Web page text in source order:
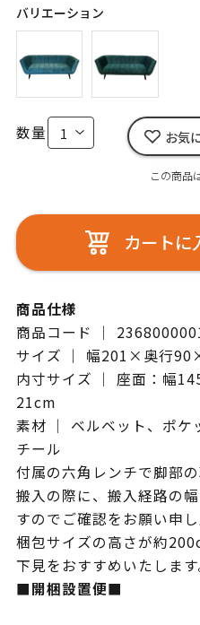
バリエーション
数量 お気
この商品
カートに
商品仕様
商品コード ｜
サイズ ｜ 幅201×奥行
内寸サイズ ｜ 座面：幅
21cm
素材 ｜ ベルベット、ポケ
チール
付属の六角レンチで脚部
搬入の際に、搬入経路の
すのでご確認をお願い申し
梱包サイズの高さが約
下見をおすすめいたします
■開梱設置便■